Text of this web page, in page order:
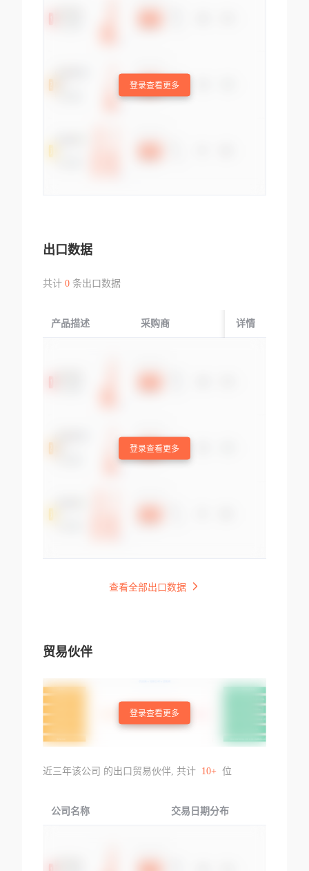
登录查看更多
出口数据
共计 0条出口数据
产品描述 采购商 起运国/地区
详情
登录查看更多
查看全部出口数据
贸易伙伴
登录查看更多
近三年该公司 的出口贸易伙伴, 共计 10+ 位
公司名称 交易日期分布